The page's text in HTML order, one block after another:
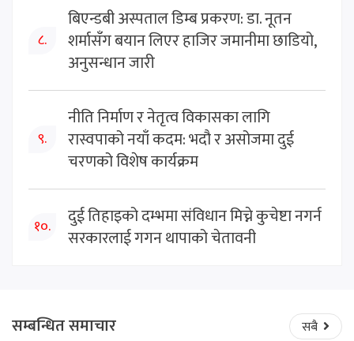
८.
बिएन्डबी अस्पताल डिम्ब प्रकरण: डा. नूतन
शर्मासँग बयान लिएर हाजिर जमानीमा छाडियो,
अनुसन्धान जारी
९.
नीति निर्माण र नेतृत्व विकासका लागि
रास्वपाको नयाँ कदम: भदौ र असोजमा दुई
चरणको विशेष कार्यक्रम
१०.
दुई तिहाइको दम्भमा संविधान मिच्ने कुचेष्टा नगर्न
सरकारलाई गगन थापाको चेतावनी
सम्बन्धित समाचार सबै